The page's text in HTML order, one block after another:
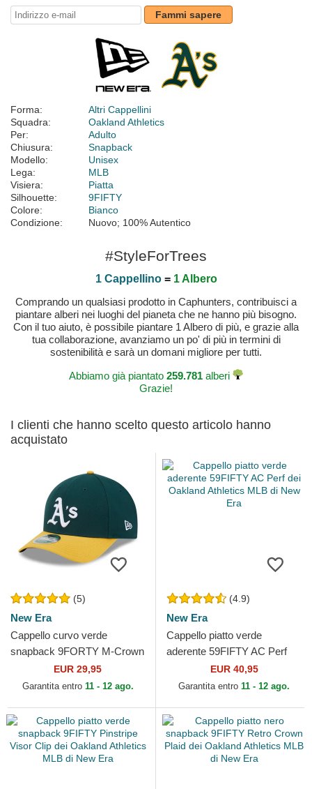
Fammi sapere
Forma:
Altri Cappellini
Squadra:
Oakland Athletics
Per:
Adulto
Chiusura:
Snapback
Modello:
Unisex
Lega:
MLB
Visiera:
Piatta
Silhouette:
9FIFTY
Colore:
Bianco
Condizione:
Nuovo; 100% Autentico
#StyleForTrees
1 Cappellino= 1 Albero
Comprando un qualsiasi prodotto in Caphunters, contribuisci a
piantare alberi nei luoghi del pianeta che ne hanno più bisogno.
Con il tuo aiuto, è possibile piantare 1 Albero di più, e grazie alla
tua collaborazione, avanziamo un po' di più in termini di
sostenibilità e sarà un domani migliore per tutti.
Abbiamo già piantato 259.781 alberi
Grazie!
I clienti che hanno scelto questo articolo hanno
acquistato
(5)
New Era
Cappello curvo verde
snapback 9FORTY M-Crown
Player Replica dei Oakland
Athletics MLB di New Era
EUR 29,95
Garantita entro 11 - 12 ago.
(4.9)
New Era
Cappello piatto verde
aderente 59FIFTY AC Perf
dei Oakland Athletics MLB di
New Era
EUR 40,95
Garantita entro 11 - 12 ago.